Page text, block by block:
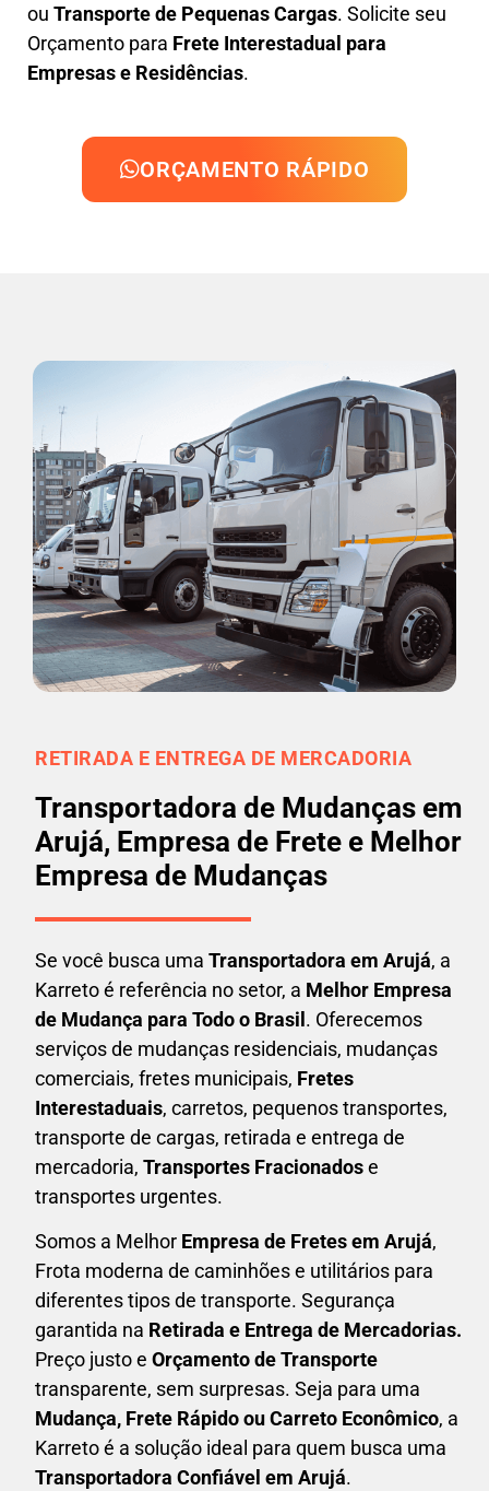
ou Transporte de Pequenas Cargas. Solicite seu
Orçamento para Frete Interestadual para
Empresas e Residências.
ORÇAMENTO RÁPIDO
RETIRADA E ENTREGA DE MERCADORIA
Transportadora de Mudanças em
Arujá, Empresa de Frete e Melhor
Empresa de Mudanças
Se você busca uma Transportadora em Arujá, a
Karreto é referência no setor, a Melhor Empresa
de Mudança para Todo o Brasil. Oferecemos
serviços de mudanças residenciais, mudanças
comerciais, fretes municipais, Fretes
Interestaduais, carretos, pequenos transportes,
transporte de cargas, retirada e entrega de
mercadoria, Transportes Fracionadose
transportes urgentes.
Somos a Melhor Empresa de Fretes em Arujá,
Frota moderna de caminhões e utilitários para
diferentes tipos de transporte. Segurança
garantida na Retirada e Entrega de Mercadorias.
Preço justo e Orçamento de Transporte
transparente, sem surpresas. Seja para uma
Mudança, Frete Rápido ou Carreto Econômico, a
Karretoé a solução ideal para quem busca uma
Transportadora Confiável em Arujá.